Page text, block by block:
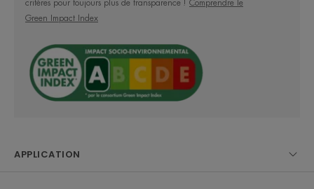
Bénéfices
• Pour 9 personnes sur 10, l'application
critères pour toujours plus de transparence ! Comprendre le
Green Impact Index
APPLICATION